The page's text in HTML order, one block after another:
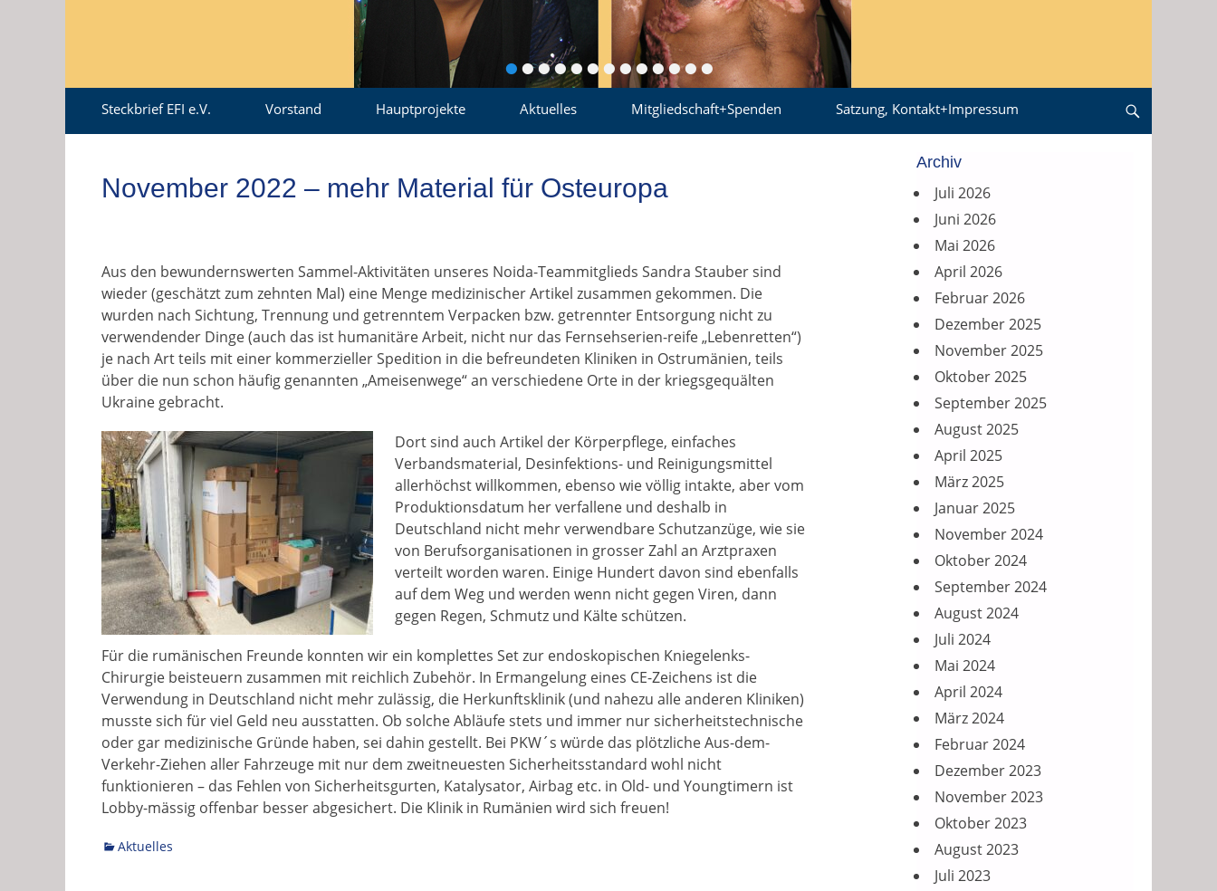
•••••••••••••
Erstes
Menü
Inhalt:
Steckbrief EFI e.V. Vorstand Hauptprojekte Aktuelles Mitgliedschaft+Spenden Satzung, Kontakt+Impressum
November 2022 – mehr Material für Osteuropa
Aus den bewundernswerten Sammel-Aktivitäten unseres Noida-Teammitglieds Sandra Stauber sind
wieder (geschätzt zum zehnten Mal) eine Menge medizinischer Artikel zusammen gekommen. Die
wurden nach Sichtung, Trennung und getrenntem Verpacken bzw. getrennter Entsorgung nicht zu
verwendender Dinge (auch das ist humanitäre Arbeit, nicht nur das Fernsehserien-reife „Lebenretten“)
je nach Art teils mit einer kommerzieller Spedition in die befreundeten Kliniken in Ostrumänien, teils
über die nun schon häufig genannten „Ameisenwege“ an verschiedene Orte in der kriegsgequälten
Ukraine gebracht.
Dort sind auch Artikel der Körperpflege, einfaches
Verbandsmaterial, Desinfektions- und Reinigungsmittel
allerhöchst willkommen, ebenso wie völlig intakte, aber vom
Produktionsdatum her verfallene und deshalb in
Deutschland nicht mehr verwendbare Schutzanzüge, wie sie
von Berufsorganisationen in grosser Zahl an Arztpraxen
verteilt worden waren. Einige Hundert davon sind ebenfalls
auf dem Weg und werden wenn nicht gegen Viren, dann
gegen Regen, Schmutz und Kälte schützen.
Für die rumänischen Freunde konnten wir ein komplettes Set zur endoskopischen Kniegelenks-
Chirurgie beisteuern zusammen mit reichlich Zubehör. In Ermangelung eines CE-Zeichens ist die
Verwendung in Deutschland nicht mehr zulässig, die Herkunftsklinik (und nahezu alle anderen Kliniken)
musste sich für viel Geld neu ausstatten. Ob solche Abläufe stets und immer nur sicherheitstechnische
oder gar medizinische Gründe haben, sei dahin gestellt. Bei PKW´s würde das plötzliche Aus-dem-
Verkehr-Ziehen aller Fahrzeuge mit nur dem zweitneuesten Sicherheitsstandard wohl nicht
funktionieren – das Fehlen von Sicherheitsgurten, Katalysator, Airbag etc. in Old- und Youngtimern ist
Lobby-mässig offenbar besser abgesichert. Die Klinik in Rumänien wird sich freuen!
Kategorien
Aktuelles
Archiv
Juli 2026
Juni 2026
Mai 2026
April 2026
Februar 2026
Dezember 2025
November 2025
Oktober 2025
September 2025
August 2025
April 2025
März 2025
Januar 2025
November 2024
Oktober 2024
September 2024
August 2024
Juli 2024
Mai 2024
April 2024
März 2024
Februar 2024
Dezember 2023
November 2023
Oktober 2023
August 2023
Juli 2023